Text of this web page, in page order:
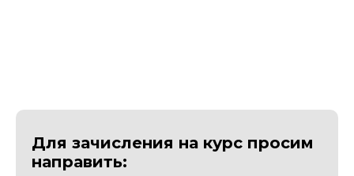
Для зачисления на курс просим
направить: